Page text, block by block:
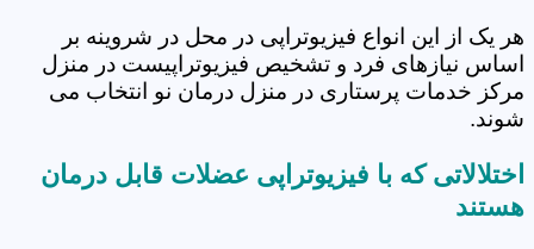
هر یک از این انواع فیزیوتراپی در محل در شروینه بر
اساس نیازهای فرد و تشخیص فیزیوتراپیست در منزل
مرکز خدمات پرستاری در منزل درمان نو انتخاب می
شوند.
اختلالاتی که با فیزیوتراپی عضلات قابل درمان
هستند